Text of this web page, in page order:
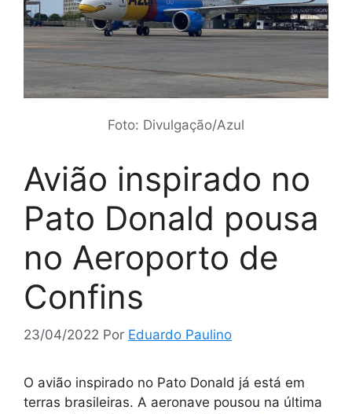
Foto: Divulgação/Azul
Avião inspirado no
Pato Donald pousa
no Aeroporto de
Confins
23/04/2022 Por Eduardo Paulino
O avião inspirado no Pato Donald já está em
terras brasileiras. A aeronave pousou na última